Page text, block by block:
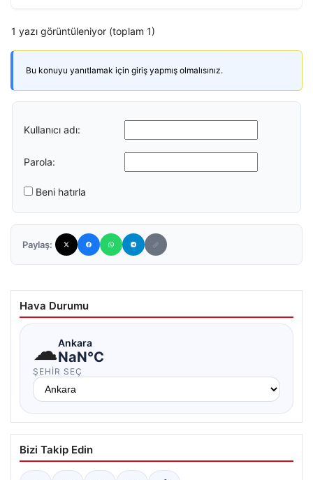
1 yazı görüntüleniyor (toplam 1)
Bu konuyu yanıtlamak için giriş yapmış olmalısınız.
Kullanıcı adı:
Parola:
Beni hatırla
Paylaş:
Hava Durumu
☁Ankara
NaN°C
ŞEHIR SEÇ
Bizi Takip Edin